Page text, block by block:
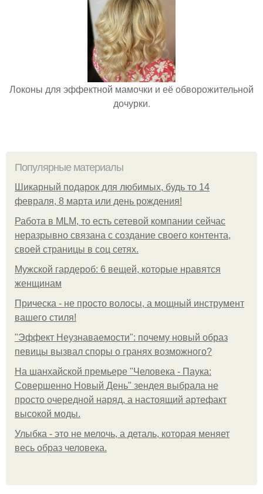
Локоны для эффектной мамочки и её обворожительной
дочурки.
Популярные материалы
Шикарный подарок для любимых, будь то 14
февраля, 8 марта или день рождения!
Работа в MLM, то есть сетевой компании сейчас
неразрывно связана с создание своего контента,
своей страницы в соц сетях.
Мужской гардероб: 6 вещей, которые нравятся
женщинам
Прическа - не просто волосы, а мощный инструмент
вашего стиля!
"Эффект Неузнаваемости": почему новый образ
певицы вызвал споры о гранях возможного?
На шанхайской премьере "Человека - Паука:
Совершенно Новый День" зендея выбрала не
просто очередной наряд, а настоящий артефакт
высокой моды.
Улыбка - это не мелочь, а деталь, которая меняет
весь образ человека.